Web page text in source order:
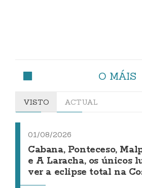
O MÁIS
VISTO ACTUAL
01/08/2026
Cabana, Ponteceso,
e A Laracha, os únicos
ver a eclipse total na